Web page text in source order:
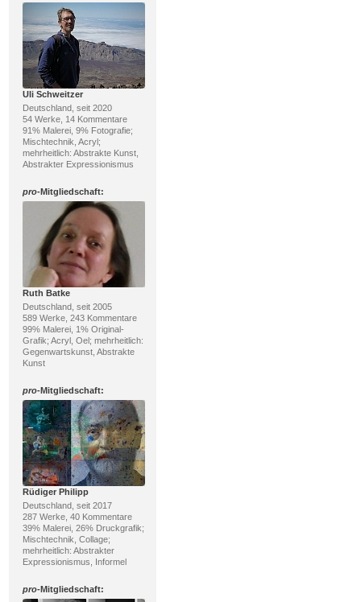
Uli Schweitzer
Deutschland, seit 2020
54 Werke, 14 Kommentare
91% Malerei, 9% Fotografie;
Mischtechnik, Acryl;
mehrheitlich: Abstrakte Kunst,
Abstrakter Expressionismus
pro-Mitgliedschaft:
Ruth Batke
Deutschland, seit 2005
589 Werke, 243 Kommentare
99% Malerei, 1% Original-
Grafik; Acryl, Oel; mehrheitlich:
Gegenwartskunst, Abstrakte
Kunst
pro-Mitgliedschaft:
Rüdiger Philipp
Deutschland, seit 2017
287 Werke, 40 Kommentare
39% Malerei, 26% Druckgrafik;
Mischtechnik, Collage;
mehrheitlich: Abstrakter
Expressionismus, Informel
pro-Mitgliedschaft: